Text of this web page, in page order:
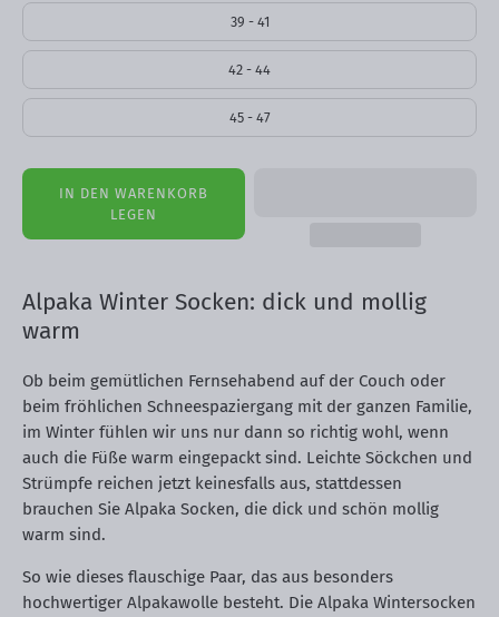
39 - 41
42 - 44
45 - 47
IN DEN WARENKORB
LEGEN
Alpaka Winter Socken: dick und mollig
warm
Ob beim gemütlichen Fernsehabend auf der Couch oder
beim fröhlichen Schneespaziergang mit der ganzen Familie,
im Winter fühlen wir uns nur dann so richtig wohl, wenn
auch die Füße warm eingepackt sind. Leichte Söckchen und
Strümpfe reichen jetzt keinesfalls aus, stattdessen
brauchen Sie Alpaka Socken, die dick und schön mollig
warm sind.
So wie dieses flauschige Paar, das aus besonders
hochwertiger Alpakawolle besteht. Die Alpaka Wintersocken